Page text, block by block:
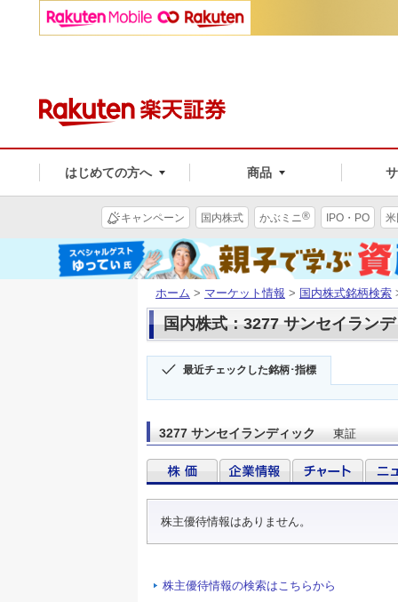
はじめての方へ 商品
キャンペーン 国内株式 かぶミニ® IPO・PO
ホーム > マーケット情報 > 国内株式銘柄検索
国内株式：3277 サンセイラン
最近チェックした銘柄･指標
3277 サンセイランディック 東証
株主優待情報はありません。
株主優待情報の検索はこちらから